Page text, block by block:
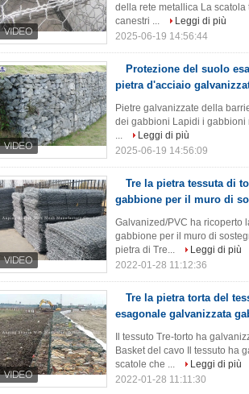
della rete metallica La
canestri ...
Leggi di più
2025-06-19 14:56:44
Protezione del suolo
pietra d'acciaio
Pietre galvanizzate della
dei gabbioni Lapidi i gabbioni
...
Leggi di più
2025-06-19 14:56:09
Tre la pietra tessuta di
gabbione per il muro di
Galvanized/PVC ha ricoperto
gabbione per il muro di
pietra di Tre...
Leggi di più
2022-01-28 11:12:36
Tre la pietra torta del
esagonale galvanizzata
Il tessuto Tre-torto ha
Basket del cavo Il tessuto ha
scatole che ...
Leggi di più
2022-01-28 11:11:30